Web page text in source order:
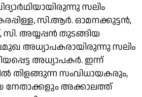
സലിം
സി.ആർ. ഓമനക്കുട്ടൻ,
അയ്യപ്പൻ തുടങ്ങിയ
അധ്യാപകരായിരുന്നു സലിം
അധ്യാപകർ. ഇന്ന്
തിളങ്ങുന്ന സംവിധായകരും,
നേതാക്കളും അക്കാലത്ത്